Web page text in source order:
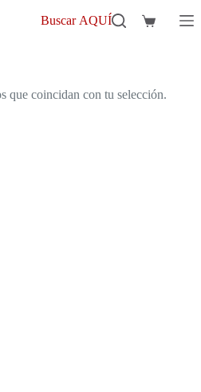
Buscar AQUÍ
Carro
que coincidan con tu selección.